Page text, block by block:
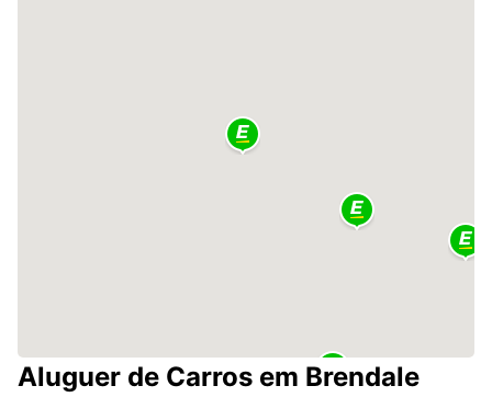
Aluguer de Carros em Brendale